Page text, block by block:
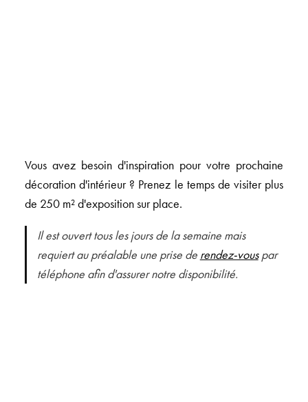
Vous avez besoin d'inspiration pour votre prochaine
décoration d'intérieur ? Prenez le temps de visiter plus
de 250 m² d'exposition sur place.
Il est ouvert tous les jours de la semaine mais
requiert au préalable une prise de rendez-vouspar
téléphone afin d'assurer notre disponibilité.